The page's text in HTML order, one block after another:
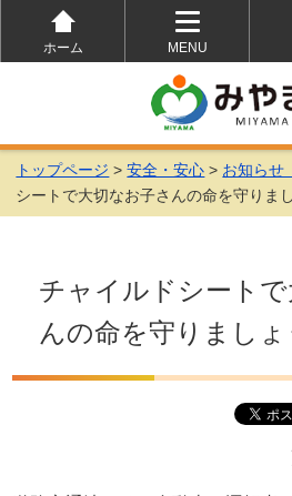
ホーム
MENU
を
開
く
トップページ >安全・安心 > お知らせ
シートで大切なお子さんの命を守りま
チャイルドシートで
んの命を守りましょ